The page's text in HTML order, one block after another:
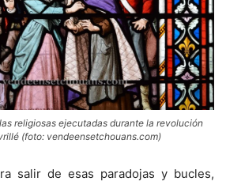
religiosas ejecutadas durante la revolución
(foto: vendeensetchouans.com)
salir de esas paradojas y bucles,